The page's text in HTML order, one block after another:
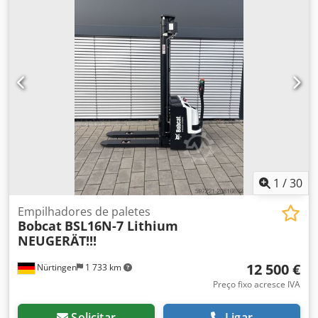
5076939 Djdoykc Rrspfx Aavskr Número de série: OBWNL-
002740 Especificações da bateria: 24 V, 60 Ah
1 /30
Nürtingen 1 733 km
Empilhadores de paletes
Bobcat BSL16N-7 Lithium
NEUGERÄT!!!
12 500 €
Preço fixo acresce IVA